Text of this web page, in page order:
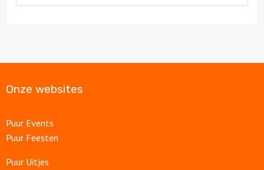
Onze websites
Puur Events
Puur Feesten
Puur Uitjes